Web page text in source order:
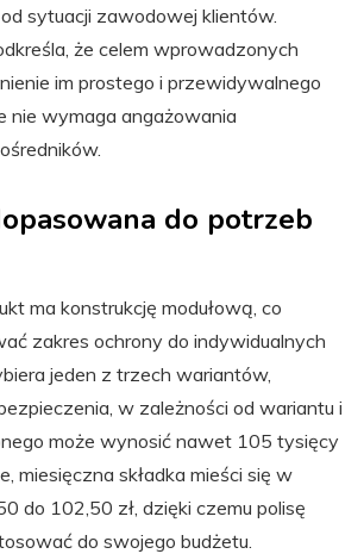
sytuacji zawodowej klientów.
że celem wprowadzonych
im prostego i przewidywalnego
nie wymaga angażowania
do potrzeb
ma konstrukcję modułową, co
zakres ochrony do indywidualnych
jeden z trzech wariantów,
w zależności od wariantu i
może wynosić nawet 105 tysięcy
miesięczna składka mieści się w
do 102,50 zł, dzięki czemu polisę
do swojego budżetu.